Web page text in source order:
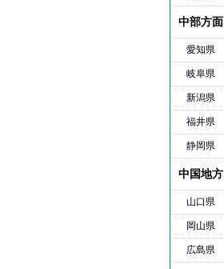
中部方面
愛知県
岐阜県
新潟県
福井県
静岡県
中国地方
山口県
岡山県
広島県